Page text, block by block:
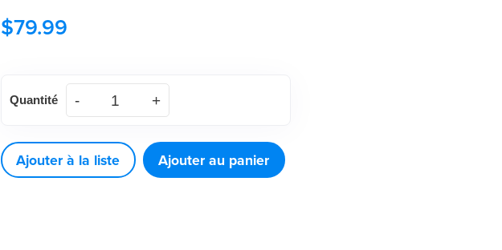
$79.99
Eagle®
SQUARED
Technology
Quantité
Ajouter à la liste Ajouter au panier